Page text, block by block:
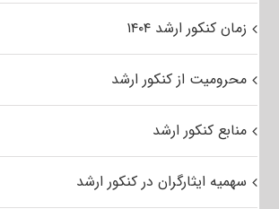
زمان کنکور ارشد ۱۴۰۴
محرومیت از کنکور ارشد
منابع کنکور ارشد
سهمیه ایثارگران در کنکور ارشد